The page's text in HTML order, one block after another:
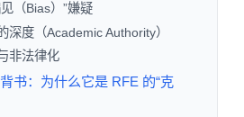
（Bias）”嫌疑
深度（Academic Authority）
非法律化
书：为什么它是 RFE 的“克